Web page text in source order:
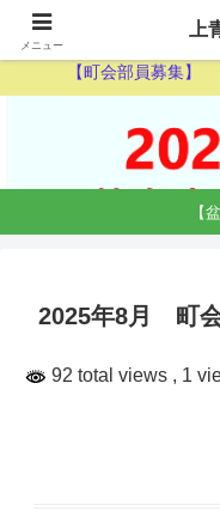
【ゴミ収集カレンダー
【町会部員募集】
【
2025年8月 町
92 total views , 1
メニュー